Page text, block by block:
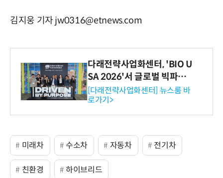
김지웅 기자 jw0316@etnews.com
다래전략사업화센터, 'BIO U
SA 2026'서 글로벌 빅파마
와의 비즈니스 미팅 지원…K
-바이오 해외 진출 교두보 확
보
[다래전략사업화센터] 뉴스룸 바
로가기>
미래차 수소차 자동차 전기차
친환경 하이브리드